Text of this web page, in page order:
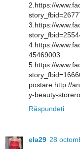
2.https://
3.https://
4.https://
45469003
5.https://
postare:http://
y-beauty-
Răspundeți
ela29 28